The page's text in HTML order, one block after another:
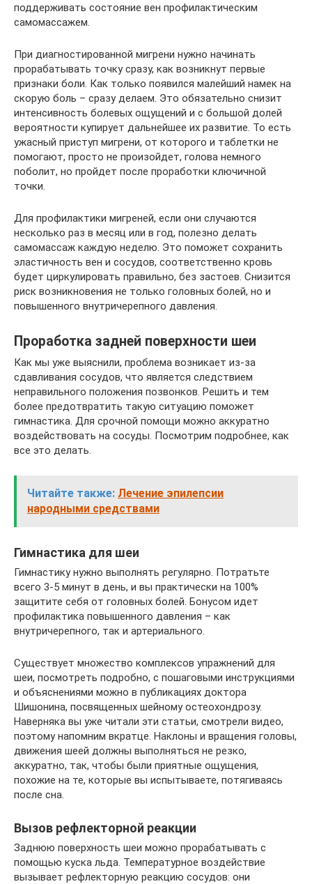
поддерживать состояние вен профилактическим
самомассажем.
При диагностированной мигрени нужно начинать
прорабатывать точку сразу, как возникнут первые
признаки боли. Как только появился малейший намек на
скорую боль – сразу делаем. Это обязательно снизит
интенсивность болевых ощущений и с большой долей
вероятности купирует дальнейшее их развитие. То есть
ужасный приступ мигрени, от которого и таблетки не
помогают, просто не произойдет, голова немного
поболит, но пройдет после проработки ключичной
точки.
Для профилактики мигреней, если они случаются
несколько раз в месяц или в год, полезно делать
самомассаж каждую неделю. Это поможет сохранить
эластичность вен и сосудов, соответственно кровь
будет циркулировать правильно, без застоев. Снизится
риск возникновения не только головных болей, но и
повышенного внутричерепного давления.
Проработка задней поверхности шеи
Как мы уже выяснили, проблема возникает из-за
сдавливания сосудов, что является следствием
неправильного положения позвонков. Решить и тем
более предотвратить такую ситуацию поможет
гимнастика. Для срочной помощи можно аккуратно
воздействовать на сосуды. Посмотрим подробнее, как
все это делать.
Читайте также: Лечение эпилепсии
народными средствами
Гимнастика для шеи
Гимнастику нужно выполнять регулярно. Потратьте
всего 3-5 минут в день, и вы практически на 100%
защитите себя от головных болей. Бонусом идет
профилактика повышенного давления – как
внутричерепного, так и артериального.
Существует множество комплексов упражнений для
шеи, посмотреть подробно, с пошаговыми инструкциями
и объяснениями можно в публикациях доктора
Шишонина, посвященных шейному остеохондрозу.
Наверняка вы уже читали эти статьи, смотрели видео,
поэтому напомним вкратце. Наклоны и вращения головы,
движения шеей должны выполняться не резко,
аккуратно, так, чтобы были приятные ощущения,
похожие на те, которые вы испытываете, потягиваясь
после сна.
Вызов рефлекторной реакции
Заднюю поверхность шеи можно прорабатывать с
помощью куска льда. Температурное воздействие
вызывает рефлекторную реакцию сосудов: они